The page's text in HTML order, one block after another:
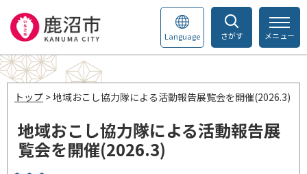
さがす
Language メニュー
トップ > 地域おこし協力隊による活動報告展覧会を開催(2026.3)
地域おこし協力隊による活動報告展
覧会を開催(2026.3)